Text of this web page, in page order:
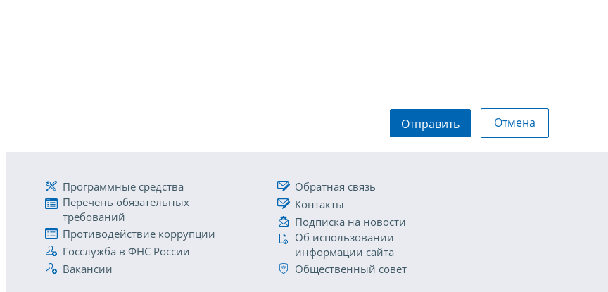
Отправить Отмена
Программные средства
Перечень обязательных
требований
Противодействие коррупции
Госслужба в ФНС России
Вакансии
Обратная связь
Контакты
Подписка на новости
Об использовании
информации сайта
Общественный совет